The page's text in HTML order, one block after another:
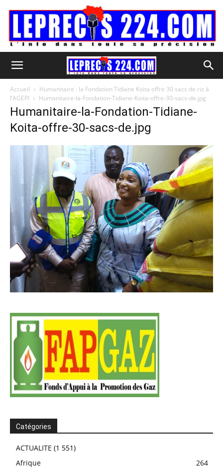
Accueil
Humanitaire : la Fondation Tidiane Koïta offre 30 sacs de riz à
l’AGEPI
Humanitaire-la-Fondation-Tidiane-Koita-offre-30-sacs-de.jpg
Humanitaire-la-Fondation-Tidiane-
Koita-offre-30-sacs-de.jpg
Catégories
ACTUALITE (1 551)
Afrique
264